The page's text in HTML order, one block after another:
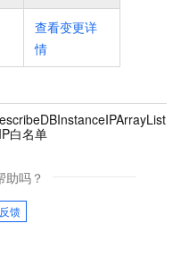
查看变更详
情
白名单
助吗？
反馈